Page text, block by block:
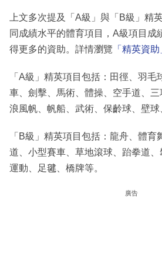
上文多次提及「A級」與「B級」精
同成績水平的體育項目，A級項目成
得更多的資助。詳情瀏覽 「精英資
「A級」精英項目包括：田徑、羽
車、劍擊、馬術、體操、空手道、
浪風帆、帆船、武術、保齡球、壁球
「B級」精英項目包括：龍舟、體育
道、小型賽車、草地滾球、跆拳道
運動、足毽、橋牌等。
廣告